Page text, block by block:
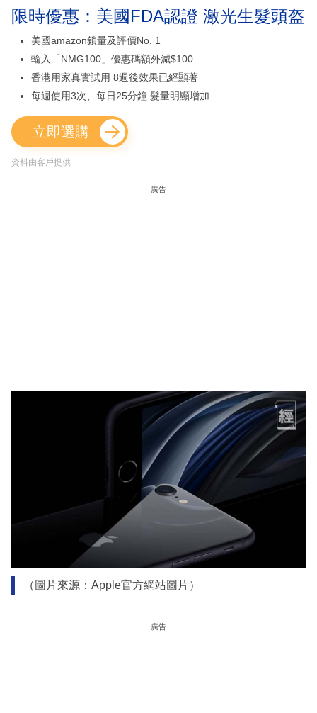
限時優惠：美國FDA認證 激光生髮頭盔
美國amazon鎖量及評價No. 1
輸入「NMG100」優惠碼額外減$100
香港用家真實試用 8週後效果已經顯著
每週使用3次、每日25分鐘 髮量明顯增加
立即選購
資料由客戶提供
廣告
（圖片來源：Apple官方網站圖片）
廣告